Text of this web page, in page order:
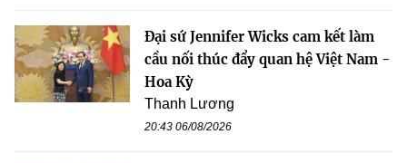
Đại sứ Jennifer Wicks cam kết làm
cầu nối thúc đẩy quan hệ Việt Nam -
Hoa Kỳ
Thanh Lương
20:43 06/08/2026